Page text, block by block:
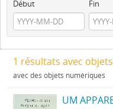
Début Fin
1 résultats avec
avec des objets numériques